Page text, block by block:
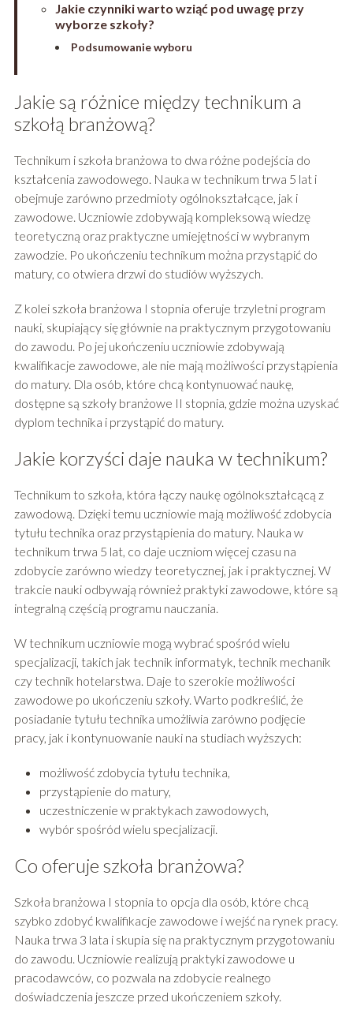
Jakie czynniki warto wziąć pod uwagę przy
wyborze szkoły?
Podsumowanie wyboru
Jakie są różnice między technikum a
szkołą branżową?
Technikum i szkoła branżowa to dwa różne podejścia do
kształcenia zawodowego. Nauka w technikum trwa 5 lat i
obejmuje zarówno przedmioty ogólnokształcące, jak i
zawodowe. Uczniowie zdobywają kompleksową wiedzę
teoretyczną oraz praktyczne umiejętności w wybranym
zawodzie. Po ukończeniu technikum można przystąpić do
matury, co otwiera drzwi do studiów wyższych.
Z kolei szkoła branżowa I stopnia oferuje trzyletni program
nauki, skupiający się głównie na praktycznym przygotowaniu
do zawodu. Po jej ukończeniu uczniowie zdobywają
kwalifikacje zawodowe, ale nie mają możliwości przystąpienia
do matury. Dla osób, które chcą kontynuować naukę,
dostępne są szkoły branżowe II stopnia, gdzie można uzyskać
dyplom technika i przystąpić do matury.
Jakie korzyści daje nauka w technikum?
Technikum to szkoła, która łączy naukę ogólnokształcącą z
zawodową. Dzięki temu uczniowie mają możliwość zdobycia
tytułu technika oraz przystąpienia do matury. Nauka w
technikum trwa 5 lat, co daje uczniom więcej czasu na
zdobycie zarówno wiedzy teoretycznej, jak i praktycznej. W
trakcie nauki odbywają również praktyki zawodowe, które są
integralną częścią programu nauczania.
W technikum uczniowie mogą wybrać spośród wielu
specjalizacji, takich jak technik informatyk, technik mechanik
czy technik hotelarstwa. Daje to szerokie możliwości
zawodowe po ukończeniu szkoły. Warto podkreślić, że
posiadanie tytułu technika umożliwia zarówno podjęcie
pracy, jak i kontynuowanie nauki na studiach wyższych:
możliwość zdobycia tytułu technika,
przystąpienie do matury,
uczestniczenie w praktykach zawodowych,
wybór spośród wielu specjalizacji.
Co oferuje szkoła branżowa?
Szkoła branżowa I stopnia to opcja dla osób, które chcą
szybko zdobyć kwalifikacje zawodowe i wejść na rynek pracy.
Nauka trwa 3 lata i skupia się na praktycznym przygotowaniu
do zawodu. Uczniowie realizują praktyki zawodowe u
pracodawców, co pozwala na zdobycie realnego
doświadczenia jeszcze przed ukończeniem szkoły.